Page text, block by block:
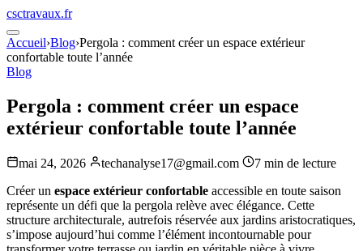
csctravaux.fr
Accueil›Blog›Pergola : comment créer un espace extérieur
confortable toute l’année
Blog
Pergola : comment créer un espace
extérieur confortable toute l’année
mai 24, 2026 techanalyse17@gmail.com
7 min de lecture
Créer un espace extérieur confortable accessible en toute saison
représente un défi que la pergola relève avec élégance. Cette
structure architecturale, autrefois réservée aux jardins aristocratiques,
s’impose aujourd’hui comme l’élément incontournable pour